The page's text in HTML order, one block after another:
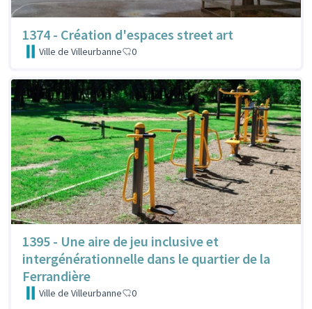
1374 - Création d'espaces street art
Ville de Villeurbanne 0
1395 - Une aire de jeu inclusive et
intergénérationnelle dans le quartier de la
Ferrandière
Ville de Villeurbanne 0